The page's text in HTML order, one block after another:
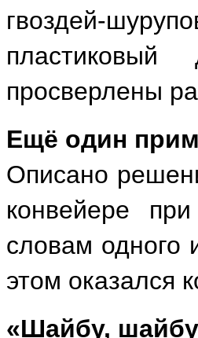
гвоздей-
просверлены
Ещё один
Описано
конвейере
словам одного
этом оказался
«Шайбу,